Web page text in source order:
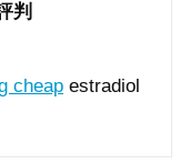
判
cheap estradiol